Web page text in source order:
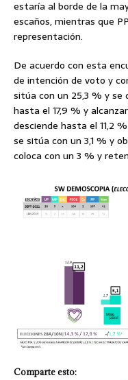
estaría al borde de la
escaños, mientras que
representación.
De acuerdo con esta
de intención de voto y
sitúa con un 25,3 % y se
hasta el 17,9 % y
desciende hasta el 11,2
se sitúa con un 3,1 % y
coloca con un 3 % y
Comparte esto: